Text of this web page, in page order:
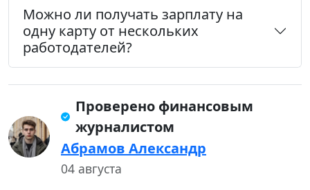
Можно ли получать зарплату на
одну карту от нескольких
работодателей?
Проверено финансовым
журналистом
Абрамов Александр
04 августа